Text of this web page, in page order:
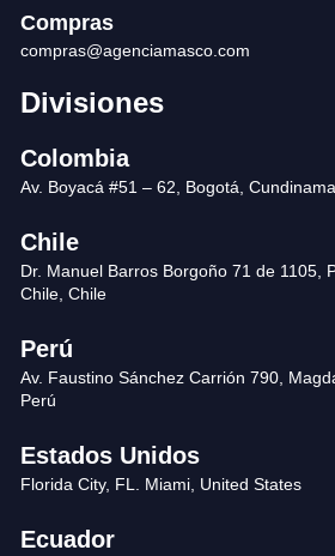
Compras
compras@agenciamasco.com
Divisiones
Colombia
Av. Boyacá #51 – 62, Bogotá,
Chile
Dr. Manuel Barros Borgoño 71 de 1105,
Chile, Chile
Perú
Av. Faustino Sánchez Carrión 790,
Perú
Estados Unidos
Florida City, FL. Miami, United States
Ecuador